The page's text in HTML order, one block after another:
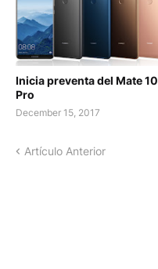
Inicia preventa del Mate 10
Pro
December 15, 2017
Artículo Anterior